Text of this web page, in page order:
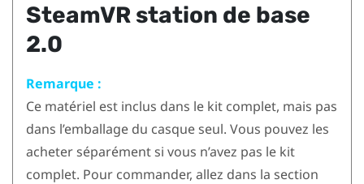
SteamVR station de base
2.0
Remarque :
Ce matériel est inclus dans le kit complet, mais pas
dans l’emballage du casque seul. Vous pouvez les
acheter séparément si vous n’avez pas le kit
complet. Pour commander, allez dans la section